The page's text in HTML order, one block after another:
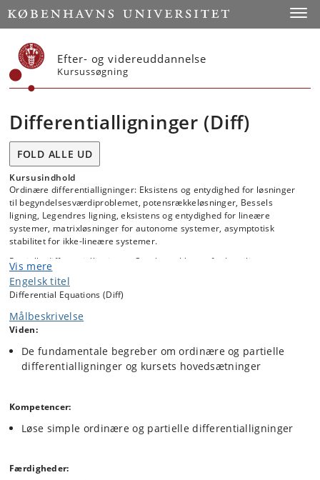
Start
Efter- og videreuddannelse
Kursussøgning
Differentialligninger (Diff)
FOLD ALLE UD
Kursusindhold
Ordinære differentialligninger: Eksistens og entydighed for løsninger
til begyndelsesværdiproblemet, potensrækkeløsninger, Bessels
ligning, Legendres ligning, eksistens og entydighed for lineære
systemer, matrixløsninger for autonome systemer, asymptotisk
stabilitet for ikke-lineære systemer.
Partielle differentialligninger: Cauchyproblemet for kvasilineære
ligninger af første orden, klassifikation af lineære ligninger af anden
orden, varmeledningsligningen ved separation af de variable.
Vis mere
Engelsk titel
Differential Equations (Diff)
Målbeskrivelse
Viden:
De fundamentale begreber om ordinære og partielle
differentialligninger og kursets hovedsætninger
Kompetencer:
Løse simple ordinære og partielle differentialligninger
Færdigheder: